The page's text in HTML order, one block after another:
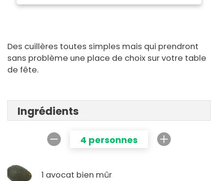
Des cuillères toutes simples mais qui prendront
sans problème une place de choix sur votre table
de fête.
Ingrédients
4 personnes
1 avocat bien mûr